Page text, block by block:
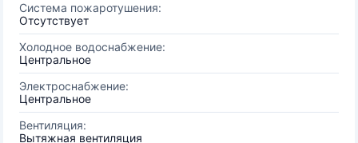
Система пожаротушения:
Отсутствует
Холодное водоснабжение:
Центральное
Электроснабжение:
Центральное
Вентиляция:
Вытяжная вентиляция